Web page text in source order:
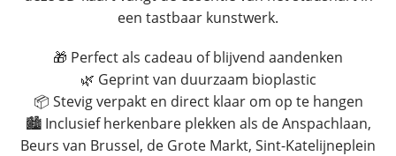
een tastbaar kunstwerk.
🎁 Perfect als cadeau of blijvend aandenken
🌿 Geprint van duurzaam bioplastic
📦 Stevig verpakt en direct klaar om op te hangen
🏙️ Inclusief herkenbare plekken als de Anspachlaan,
Beurs van Brussel, de Grote Markt, Sint-Katelijneplein